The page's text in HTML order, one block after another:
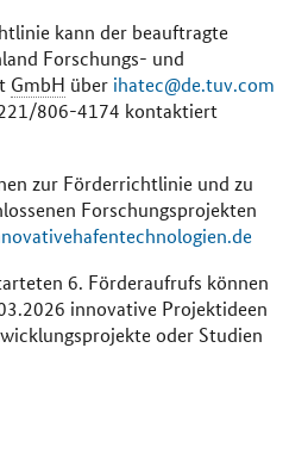
kann der beauftragte
Forschungs- und
GmbH über ihatec@de.tuv.com
806-4174 kontaktiert
zur Förderrichtlinie und zu
Forschungsprojekten
6. Förderaufrufs können
innovative Projektideen
oder Studien